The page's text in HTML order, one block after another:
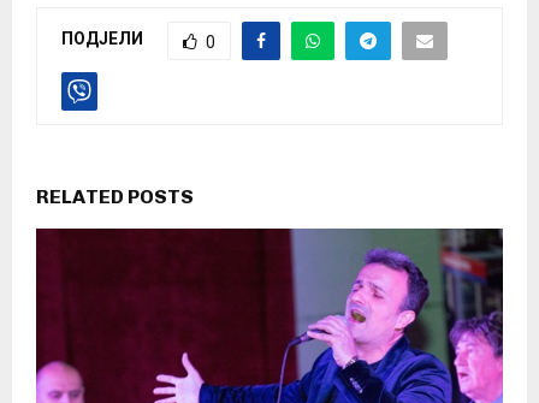
ПОДЈЕЛИ 0
RELATED POSTS